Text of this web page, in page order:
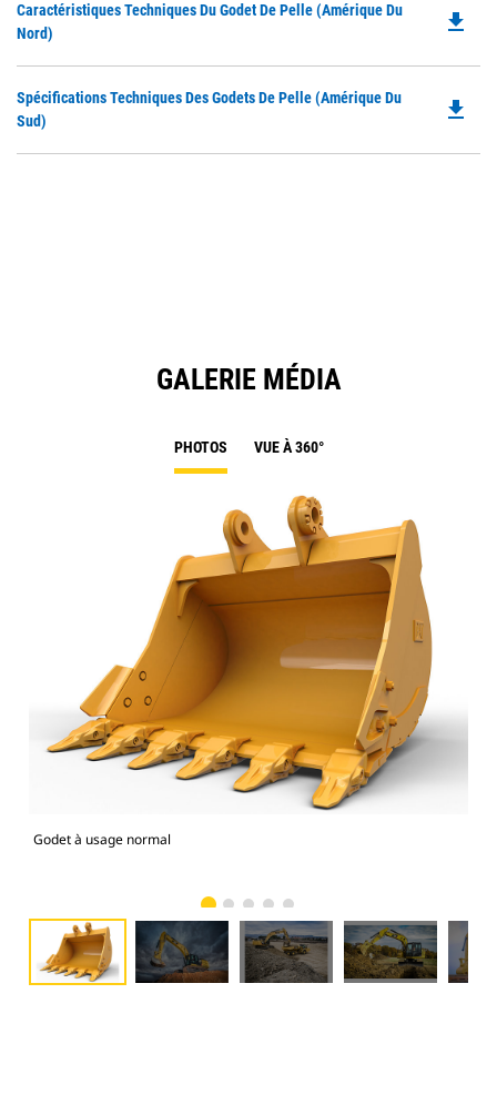
Caractéristiques Techniques Du Godet De Pelle (Amérique Du
Nord)
file_download
Spécifications Techniques Des Godets De Pelle (Amérique Du
Sud)
file_download
GALERIE MÉDIA
PHOTOS VUE À 360°
Godet à usage normal